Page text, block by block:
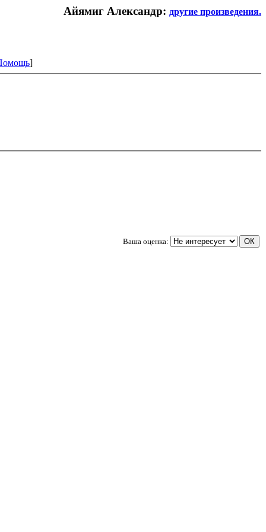
Айямиг Александр: другие произведения.
]
Ваша оценка: